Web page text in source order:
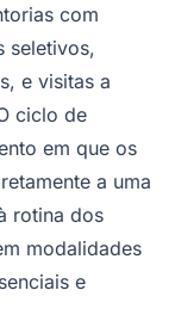
com
seletivos,
e visitas a
ciclo de
em que os
a uma
rotina dos
modalidades
e